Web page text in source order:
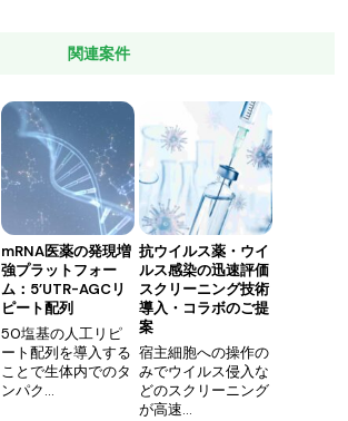
関連案件
mRNA医薬の発現増
強プラットフォー
ム：5’UTR-AGCリ
ピート配列
50塩基の人工リピ
ート配列を導入する
ことで生体内でのタ
ンパク…
抗ウイルス薬・ウイ
ルス感染の迅速評価
スクリーニング技術
導入・コラボのご提
案
宿主細胞への操作の
みでウイルス侵入な
どのスクリーニング
が高速…